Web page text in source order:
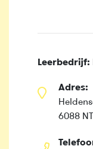
Adres:
6088